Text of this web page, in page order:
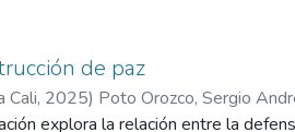
informada sobre los esfuerzos
de paz
Cali, 2025) Poto Orozco, Sergio
explora la relación entre la